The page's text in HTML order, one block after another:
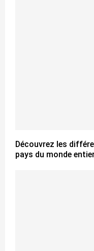
Découvrez les
pays du monde